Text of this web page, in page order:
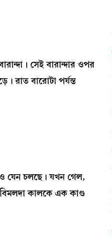
সেই বারান্দার ওপর
রাত বারোটা পর্যন্ত
যেন চলছে। যখন গেল,
কালকে এক কাণ্ড